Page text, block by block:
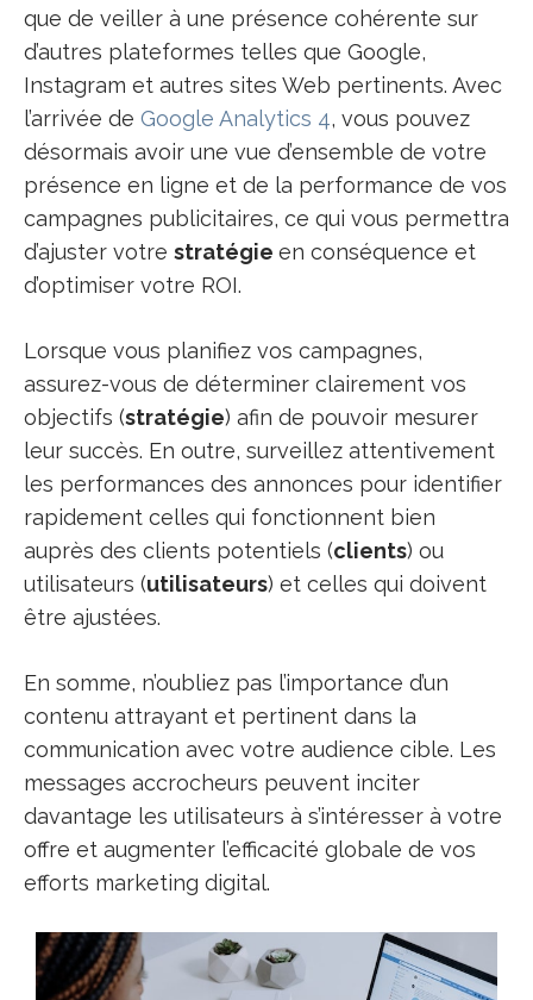
que de veiller à une présence cohérente sur
d’autres plateformes telles que Google,
Instagram et autres sites Web pertinents. Avec
l’arrivée de Google Analytics 4, vous pouvez
désormais avoir une vue d’ensemble de votre
présence en ligne et de la performance de vos
campagnes publicitaires, ce qui vous permettra
d’ajuster votre stratégie en conséquence et
d’optimiser votre ROI.
Lorsque vous planifiez vos campagnes,
assurez-vous de déterminer clairement vos
objectifs (stratégie) afin de pouvoir mesurer
leur succès. En outre, surveillez attentivement
les performances des annonces pour identifier
rapidement celles qui fonctionnent bien
auprès des clients potentiels (clients) ou
utilisateurs (utilisateurs) et celles qui doivent
être ajustées.
En somme, n’oubliez pas l’importance d’un
contenu attrayant et pertinent dans la
communication avec votre audience cible. Les
messages accrocheurs peuvent inciter
davantage les utilisateurs à s’intéresser à votre
offre et augmenter l’efficacité globale de vos
efforts marketing digital.